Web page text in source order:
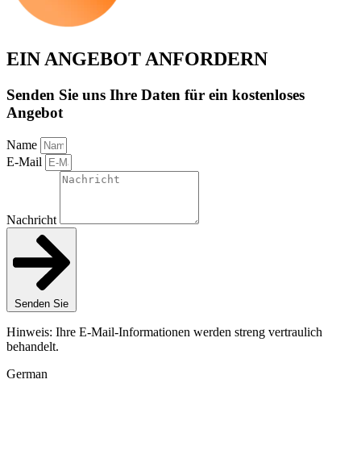
EIN ANGEBOT ANFORDERN
Senden Sie uns Ihre Daten für ein kostenloses
Angebot
Name
E-Mail
Nachricht
Senden Sie
Hinweis: Ihre E-Mail-Informationen werden streng vertraulich
behandelt.
German